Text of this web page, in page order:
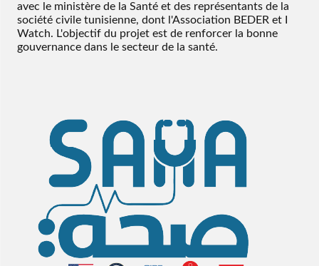
avec le ministère de la Santé et des représentants de la
société civile tunisienne, dont l'Association BEDER et I
Watch. L'objectif du projet est de renforcer la bonne
gouvernance dans le secteur de la santé.